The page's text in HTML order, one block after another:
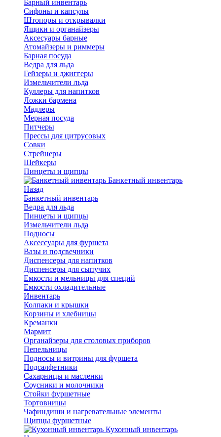
Барный инвентарь
Сифоны и капсулы
Штопоры и открывалки
Ящики и органайзеры
Аксесуары барные
Атомайзеры и риммеры
Барная посуда
Ведра для льда
Гейзеры и джиггеры
Измельчители льда
Куллеры для напитков
Ложки бармена
Мадлеры
Мерная посуда
Питчеры
Прессы для цитрусовых
Совки
Стрейнеры
Шейкеры
Пинцеты и щипцы
Банкетный инвентарь
Назад
Банкетный инвентарь
Ведра для льда
Пинцеты и щипцы
Измельчители льда
Подносы
Аксессуары для фуршета
Вазы и подсвечники
Диспенсеры для напитков
Диспенсеры для сыпучих
Емкости и мельницы для специй
Емкости охладительные
Инвентарь
Колпаки и крышки
Корзины и хлебницы
Креманки
Мармит
Органайзеры для столовых приборов
Пепельницы
Подносы и витрины для фуршета
Подсалфетники
Сахарницы и масленки
Соусники и молочники
Стойки фуршетные
Тортовницы
Чафиндиши и нагревательные элементы
Щипцы фуршетные
Кухонный инвентарь